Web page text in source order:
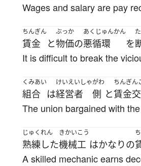
Wages and salary are pay
ちんぎん
賃金 と
ぶっか
物価の
あくじゅんかん
悪循環 を
It is difficult to break the
くみあい
組合 は
けいえいしゃ
経営者
がわ
側 と
ちんぎん
賃金
The union bargained with
じゅくれん
熟練した
きかいこう
機械工 はかなりの
A skilled mechanic earns